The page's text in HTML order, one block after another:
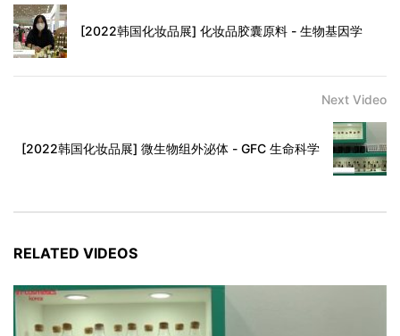
[2022韩国化妆品展] 化妆品胶囊原料 - 生物基因学
Next Video
[2022韩国化妆品展] 微生物组外泌体 - GFC 生命科学
RELATED VIDEOS